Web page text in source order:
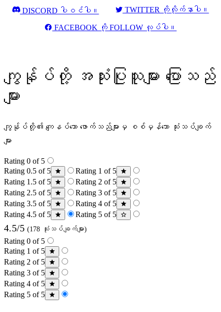
DISCORD ပါဝင်ပါ။ TWITTER ကိုလိုက်နာပါ။
FACEBOOK ကို FOLLOW လုပ်ပါ။
ကျွန်ုပ်တို့ အသုံးပြုသူများ ပြောသည်
များ
ကျွန်ုပ်တို့၏ ကျေနပ်သော ဖောက်သည်များမှ စစ်မှန်သော သုံးသပ်ချက်
များ
Rating 0 of 5
Rating 0.5 of 5
Rating 1 of 5
Rating 1.5 of 5
Rating 2 of 5
Rating 2.5 of 5
Rating 3 of 5
Rating 3.5 of 5
Rating 4 of 5
Rating 4.5 of 5
Rating 5 of 5
4.5/5 (178 သုံးသပ်ချက်များ)
Rating 0 of 5
Rating 1 of 5
Rating 2 of 5
Rating 3 of 5
Rating 4 of 5
Rating 5 of 5